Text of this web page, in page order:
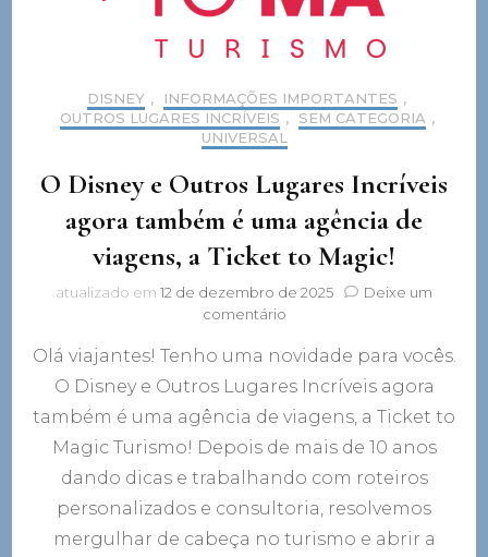
DISNEY , INFORMAÇÕES IMPORTANTES ,
OUTROS LUGARES INCRÍVEIS , SEM CATEGORIA ,
UNIVERSAL
O Disney e Outros Lugares Incríveis
agora também é uma agência de
viagens, a Ticket to Magic!
atualizado em 12 de dezembro de 2025
Deixe um
comentárioem
Disney
Lugares
Incríveis
também
é
uma
Olá viajantes! Tenho uma novidade para vocês.
O Disney e Outros Lugares Incríveis agora
também é uma agência de viagens, a Ticket to
Magic Turismo! Depois de mais de 10 anos
dando dicas e trabalhando com roteiros
personalizados e consultoria, resolvemos
mergulhar de cabeça no turismo e abrir a